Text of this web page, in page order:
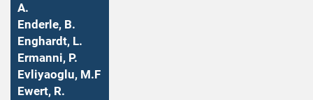
A.
Enderle, B.
Enghardt, L.
Ermanni, P.
Evliyaoglu, M.F
Ewert, R.